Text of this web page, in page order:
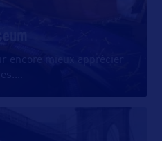
encore mieux apprécier